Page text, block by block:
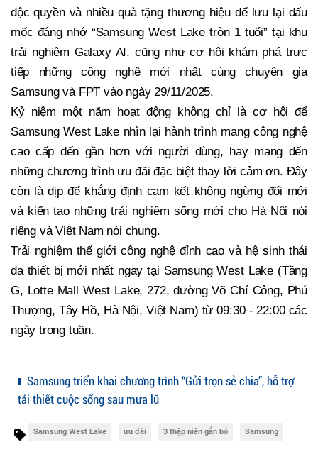
độc quyền và nhiều quà tặng thương hiệu để lưu lại dấu
mốc đáng nhớ “Samsung West Lake tròn 1 tuổi” tại khu
trải nghiệm Galaxy AI, cũng như cơ hội khám phá trực
tiếp những công nghệ mới nhất cùng chuyên gia
Samsung và FPT vào ngày 29/11/2025.
Kỷ niệm một năm hoạt động không chỉ là cơ hội để
Samsung West Lake nhìn lại hành trình mang công nghệ
cao cấp đến gần hơn với người dùng, hay mang đến
những chương trình ưu đãi đặc biệt thay lời cảm ơn. Đây
còn là dịp để khẳng định cam kết không ngừng đổi mới
và kiến tạo những trải nghiệm sống mới cho Hà Nội nói
riêng và Việt Nam nói chung.
Trải nghiệm thế giới công nghệ đỉnh cao và hệ sinh thái
đa thiết bị mới nhất ngay tại Samsung West Lake (Tầng
G, Lotte Mall West Lake, 272, đường Võ Chí Công, Phú
Thượng, Tây Hồ, Hà Nội, Việt Nam) từ 09:30 - 22:00 các
ngày trong tuần.
Samsung triển khai chương trình “Gửi trọn sẻ chia”, hỗ trợ
tái thiết cuộc sống sau mưa lũ
Samsung West Lake ưu đãi 3 thập niên gắn bó Samsung